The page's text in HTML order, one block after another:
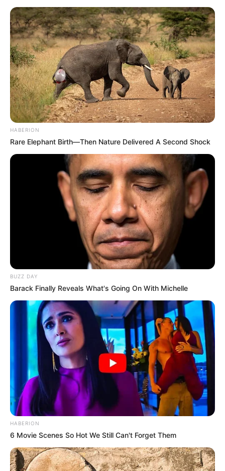
HABERION
Rare Elephant Birth—Then Nature Delivered A Second Shock
BUZZ DAY
Barack Finally Reveals What's Going On With Michelle
HABERION
6 Movie Scenes So Hot We Still Can't Forget Them